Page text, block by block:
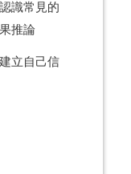
識常見的
推論
立自己信